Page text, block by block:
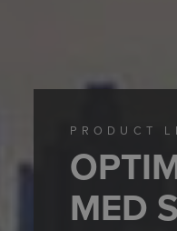
PRODUCT
MED